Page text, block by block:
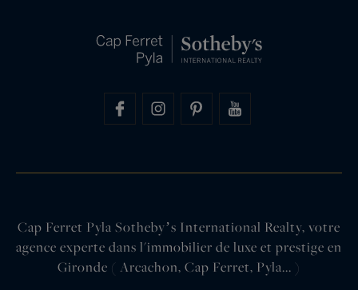
Cap Ferret Pyla Sothebyʼs International Realty, votre
agence experte dans l'immobilier de luxe et prestige en
Gironde ( Arcachon, Cap Ferret, Pyla... )